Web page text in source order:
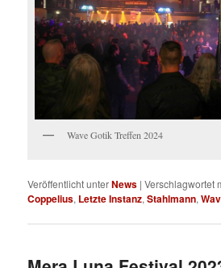
Wave Gotik Treffen 2024
Veröffentlicht unterNews |Verschlagwortet
Coppelius, Letzte Instanz,Stahlmann,